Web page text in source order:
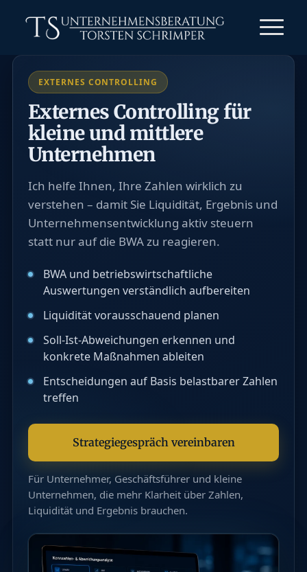
EXTERNES CONTROLLING
Externes Controlling für
kleine und mittlere
Unternehmen
Ich helfe Ihnen, Ihre Zahlen wirklich zu
verstehen – damit Sie Liquidität, Ergebnis und
Unternehmensentwicklung aktiv steuern
statt nur auf die BWA zu reagieren.
BWA und betriebswirtschaftliche
Auswertungen verständlich aufbereiten
Liquidität vorausschauend planen
Soll-Ist-Abweichungen erkennen und
konkrete Maßnahmen ableiten
Entscheidungen auf Basis belastbarer Zahlen
treffen
Strategiegespräch vereinbaren
Für Unternehmer, Geschäftsführer und kleine
Unternehmen, die mehr Klarheit über Zahlen,
Liquidität und Ergebnis brauchen.